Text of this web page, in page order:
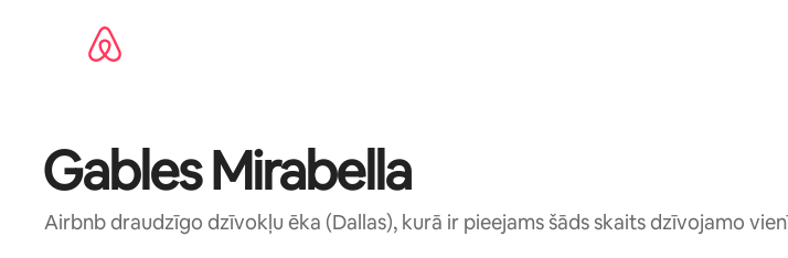
Gables Mirabella
Airbnb draudzīgo dzīvokļu ēka (Dallas), kurā ir pieejams šāds skaits dzīvojamo